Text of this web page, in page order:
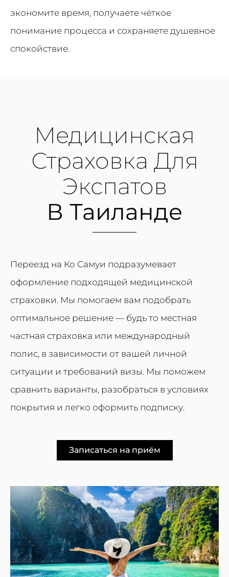
экономите время, получаете чёткое
понимание процесса и сохраняете душевное
спокойствие.
Медицинская
Страховка Для
Экспатов
В Таиланде
Переезд на Ко Самуи подразумевает
оформление подходящей медицинской
страховки. Мы помогаем вам подобрать
оптимальное решение — будь то местная
частная страховка или международный
полис, в зависимости от вашей личной
ситуации и требований визы. Мы поможем
сравнить варианты, разобраться в условиях
покрытия и легко оформить подписку.
Записаться на приём